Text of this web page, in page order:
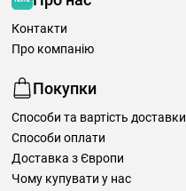
Контакти
Про компанію
Покупки
Способи та вартість доставки
Способи оплати
Доставка з Європи
Чому купувати у нас